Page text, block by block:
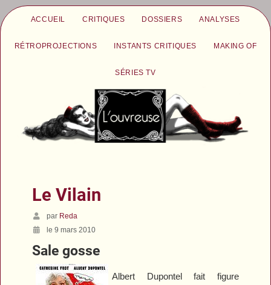
ACCUEIL CRITIQUES DOSSIERS ANALYSES
RÉTROPROJECTIONS INSTANTS CRITIQUES MAKING OF
SÉRIES TV
Le Vilain
par Reda
le 9 mars 2010
Sale gosse
Albert Dupontel fait figure